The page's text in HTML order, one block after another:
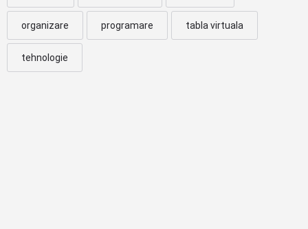
organizare programare tabla virtuala
tehnologie